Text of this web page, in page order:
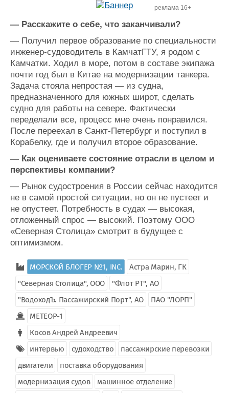
реклама 16+
— Расскажите о себе, что заканчивали?
— Получил первое образование по специальности
инженер-судоводитель в КамчатГТУ, я родом с
Камчатки. Ходил в море, потом в составе экипажа
почти год был в Китае на модернизации танкера.
Задача стояла непростая — из судна,
предназначенного для южных широт, сделать
судно для работы на севере. Фактически
переделали все, процесс мне очень понравился.
После переехал в Санкт-Петербург и поступил в
Корабелку, где и получил второе образование.
— Как оцениваете состояние отрасли в целом и
перспективы компании?
— Рынок судостроения в России сейчас находится
не в самой простой ситуации, но он не пустеет и
не опустеет. Потребность в судах — высокая,
отложенный спрос — высокий. Поэтому ООО
«Северная Столица» смотрит в будущее с
оптимизмом.
МОРСКОЙ БЛОГЕР №1, INC.
Астра Марин, ГК
"Северная Столица", ООО
"Флот РТ", АО
"ВодоходЪ. Пассажирский Порт", АО
ПАО "ЛОРП"
МЕТЕОР-1
Косов Андрей Андреевич
интервью
судоходство
пассажирские перевозки
двигатели
поставка оборудования
модернизация судов
машинное отделение